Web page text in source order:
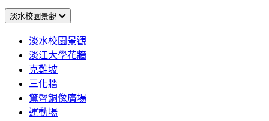
淡水校園景觀
淡水校園景觀
淡江大學花牆
克難坡
三化牆
驚聲銅像廣場
運動場